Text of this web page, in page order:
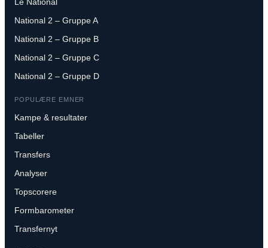
National 2 – Gruppe A
National 2 – Gruppe B
National 2 – Gruppe C
National 2 – Gruppe D
POPULÆRE EMNER
Kampe & resultater
Tabeller
Transfers
Analyser
Topscorere
Formbarometer
Transfernyt